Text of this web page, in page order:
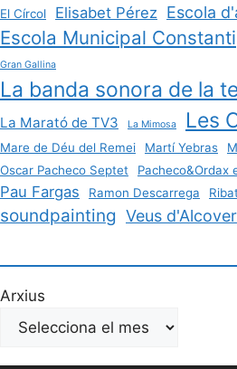
El Círcol
Elisabet Pérez Escola
Escola Municipal Constanti
Gran Gallina
La banda sonora de la
La Marató de TV3 La Mimosa Les
Mare de Déu del Remei Martí Yebras
Oscar Pacheco Septet
Pacheco&Ordax
Pau Fargas Ramon Descarrega
soundpainting Veus d'Alcover
Arxius